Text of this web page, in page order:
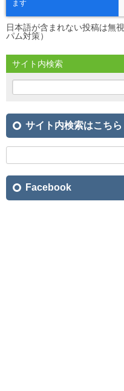
日本語が含まれない投稿は無
パム対策）
サイト内検索
検
サイト内検索はこちら
Facebook